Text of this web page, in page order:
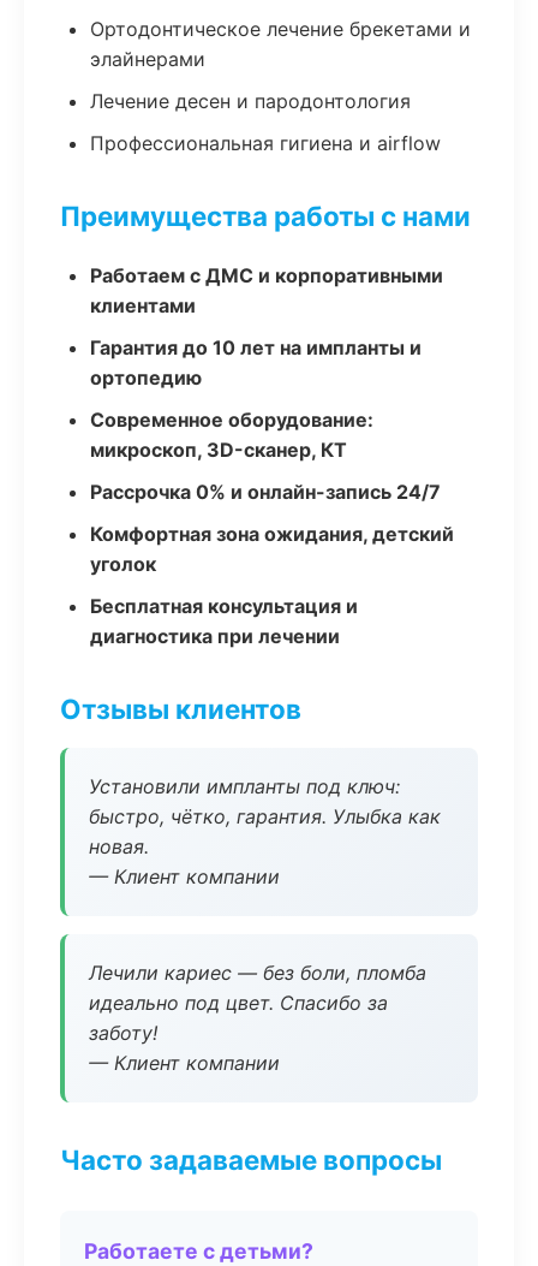
Ортодонтическое лечение брекетами и
элайнерами
Лечение десен и пародонтология
Профессиональная гигиена и airflow
Преимущества работы с нами
Работаем с ДМС и корпоративными
клиентами
Гарантия до 10 лет на импланты и
ортопедию
Современное оборудование:
микроскоп, 3D-сканер, КТ
Рассрочка 0% и онлайн-запись 24/7
Комфортная зона ожидания, детский
уголок
Бесплатная консультация и
диагностика при лечении
Отзывы клиентов
Установили импланты под ключ:
быстро, чётко, гарантия. Улыбка как
новая.
— Клиент компании
Лечили кариес — без боли, пломба
идеально под цвет. Спасибо за
заботу!
— Клиент компании
Часто задаваемые вопросы
Работаете с детьми?